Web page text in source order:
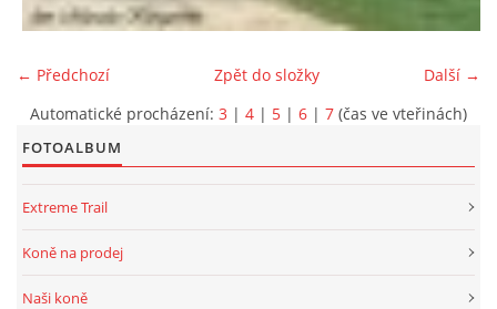
← Předchozí Další →
Zpět do složky
Automatické procházení: 3 | 4 | 5 | 6 | 7 (čas ve vteřinách)
FOTOALBUM
Extreme Trail
Koně na prodej
Naši koně